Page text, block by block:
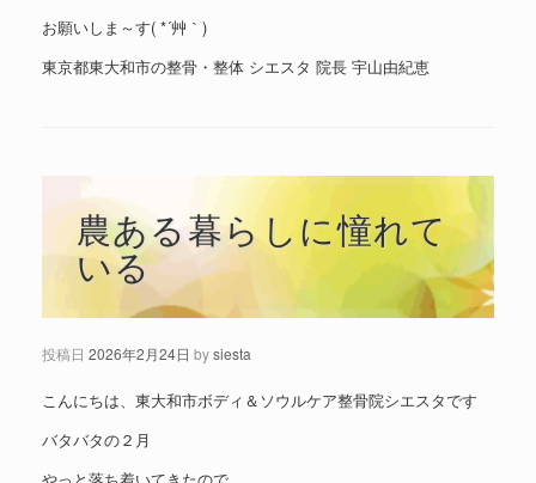
お願いしま～す( *´艸｀)
東京都東大和市の整骨・整体 シエスタ 院長 宇山由紀恵
農ある暮らしに憧れて
いる
投稿日 2026年2月24日 bysiesta
こんにちは、東大和市ボディ＆ソウルケア整骨院シエスタです
バタバタの２月